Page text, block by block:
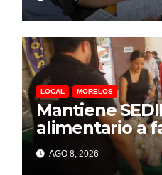
Granjas
LOCAL MORELOS
Mantiene
alimentario a
afectadas por
Las Granjas
AGO 8, 2026